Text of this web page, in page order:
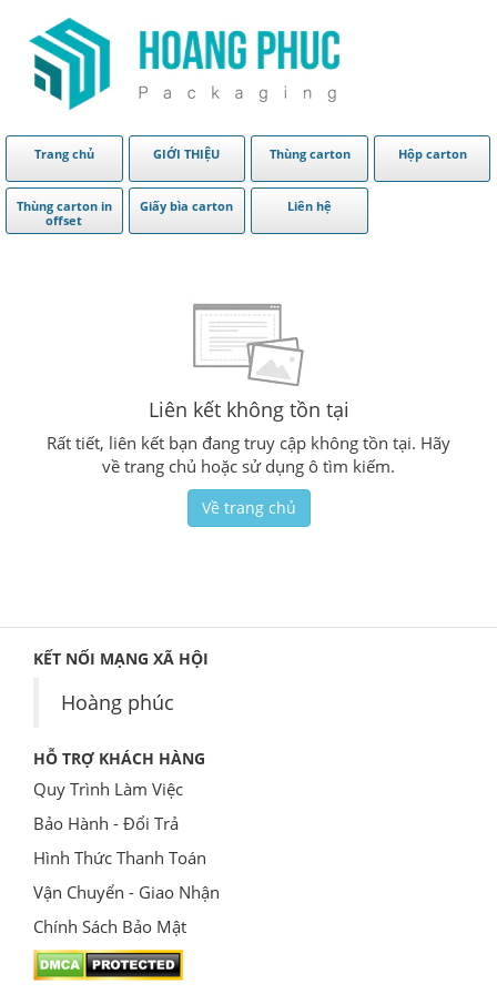
Trang chủ GIỚI THIỆU Thùng carton Hộp carton
Thùng carton in
offset
Giấy bìa carton Liên hệ
Liên kết không tồn tại
Rất tiết, liên kết bạn đang truy cập không tồn tại. Hãy
về trang chủ hoặc sử dụng ô tìm kiếm.
Về trang chủ
KẾT NỐI MẠNG XÃ HỘI
Hoàng phúc
HỖ TRỢ KHÁCH HÀNG
Quy Trình Làm Việc
Bảo Hành - Đổi Trả
Hình Thức Thanh Toán
Vận Chuyển - Giao Nhận
Chính Sách Bảo Mật